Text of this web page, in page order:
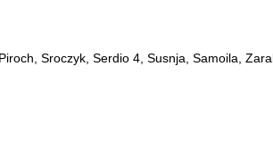
Sroczyk, Serdio 4, Susnja, Samoila,